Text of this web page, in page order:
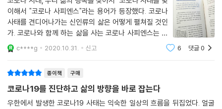
6장 | 포용의 정치를 추구하다
36 창덕궁 내원에서 군신동행을 열다 263
37 혁신도시 건설로 경제발전 기반을 마련하다 270
38 북벌론을 통해 자주의식을 고양시키다 275
40 공자를 내세워 학문의 정통성을 드러내다 290
41 전문 기술자들을 존중하다 296
이해서 "코로나 사피엔스"라는 용어가 등장했다. 코로나
사태를 견디어나가는 신인류의 삶은 어떻게 펼쳐질 것인
가. 코로나와 함께 하는 삶을 사는 코로나 사피엔스는 과
연 이 위기를 어떻게 극복해나갈 것인가. 이 책은 이런 물
음에 대해서 CBS 시사프로그램에서 사회 각 분야의 전문
c****g 2020.10.31. 신고 6 댓글0
종이책 구매
코로나19를 진단하고 삶의 방향을 바로 잡는다
우한에서 발생한 코로나19 사태는 익숙한 일상의 흐름을 뒤집었다. 얼굴